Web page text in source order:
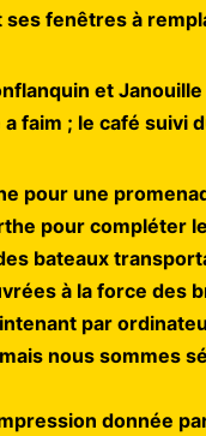
ses fenêtres à
et Janouille
; le café suivi
pour une
pour compléter
bateaux
à la force des
par
nous sommes
donnée